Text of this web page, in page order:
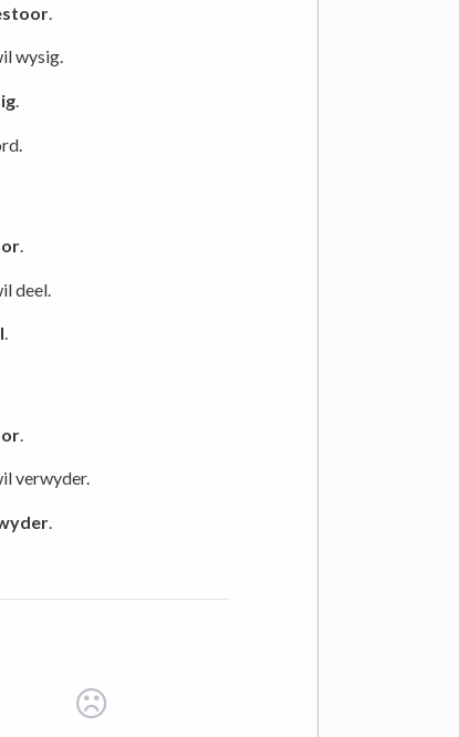
wysig.
.
.
deel.
.
.
verwyder.
.